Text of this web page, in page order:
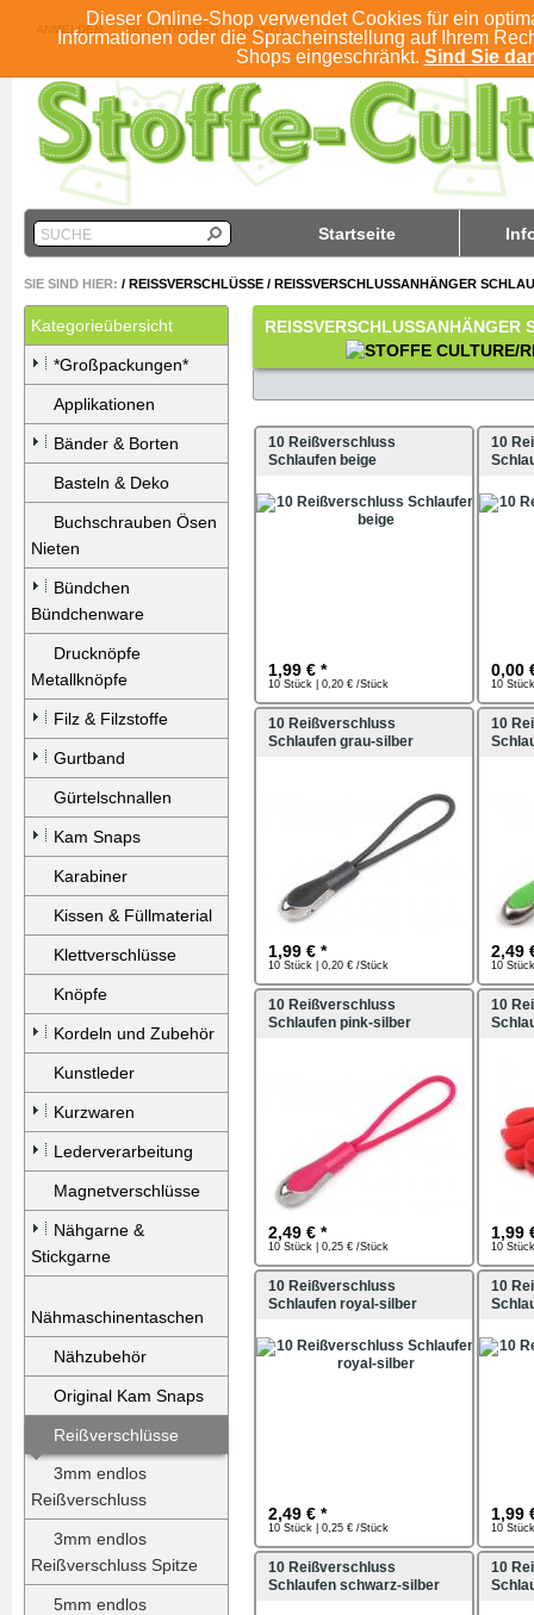
Dieser Online-Shop verwendet Cookies für ein
Informationen oder die Spracheinstellung auf Ihrem
Shops eingeschränkt. Sind Sie
ANMELDEN REGISTRIEREN KONTO
Startseite
SUCHE
SIE SIND HIER: / REISSVERSCHLÜSSE / REISSVERSCHLUSSANHÄNGER
Kategorieübersicht
*Großpackungen*
Applikationen
Bänder & Borten
Basteln & Deko
Buchschrauben Ösen
Nieten
Bündchen
Bündchenware
Drucknöpfe
Metallknöpfe
Filz & Filzstoffe
Gurtband
Gürtelschnallen
Kam Snaps
Karabiner
Kissen & Füllmaterial
Klettverschlüsse
Knöpfe
Kordeln und Zubehör
Kunstleder
Kurzwaren
Lederverarbeitung
Magnetverschlüsse
Nähgarne &
Stickgarne
Nähmaschinentaschen
Nähzubehör
Original Kam Snaps
Reißverschlüsse
3mm endlos
Reißverschluss
3mm endlos
Reißverschluss Spitze
5mm endlos
REISSVERSCHLUSSANHÄNGER
10 Reißverschluss
Schlaufen beige
1,99 € *
10 Stück | 0,20 € /Stück
10
0,00
10
10 Reißverschluss
Schlaufen grau-silber
1,99 € *
10 Stück | 0,20 € /Stück
10
2,49
10
10 Reißverschluss
Schlaufen pink-silber
2,49 € *
10 Stück | 0,25 € /Stück
10
1,99
10
10 Reißverschluss
Schlaufen royal-silber
2,49 € *
10 Stück | 0,25 € /Stück
10
1,99
10
10 Reißverschluss
Schlaufen schwarz-silber
10